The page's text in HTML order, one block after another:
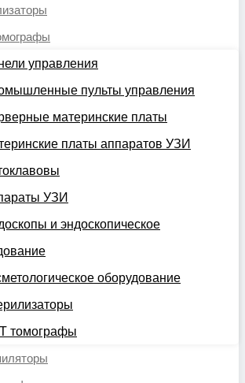
управления
пульты управления
материнские платы
платы аппаратов УЗИ
УЗИ
и эндоскопическое
оборудование
томографы